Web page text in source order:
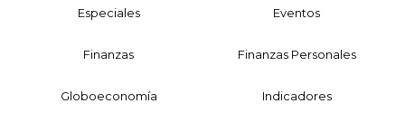
Especiales Eventos
Finanzas Finanzas Personales
Globoeconomía Indicadores